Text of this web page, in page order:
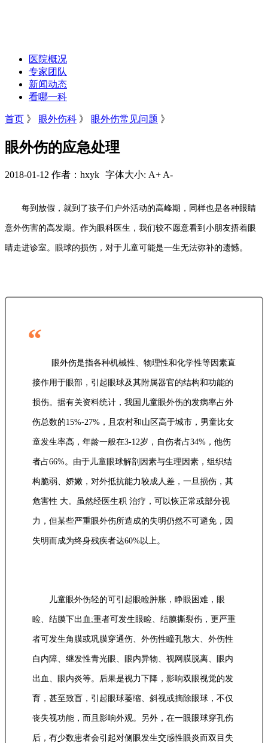
医院概况
专家团队
新闻动态
看哪一科
首页 》 眼外伤科 》 眼外伤常见问题 》
眼外伤的应急处理
2018-01-12 作者：hxyk 字体大小: A+ A-
每到放假，就到了孩子们户外活动的高峰期，同样也是各种眼睛
意外伤害的高发期。作为眼科医生，我们较不愿意看到小朋友捂着眼
睛走进诊室。眼球的损伤，对于儿童可能是一生无法弥补的遗憾。
“
眼外伤是指各种机械性、物理性和化学性等因素直
接作用于眼部，引起眼球及其附属器官的结构和功能的
损伤。据有关资料统计，我国儿童眼外伤的发病率占外
伤总数的15%-27%，且农村和山区高于城市，男童比女
童发生率高，年龄一般在3-12岁，自伤者占34%，他伤
者占66%。由于儿童眼球解剖因素与生理因素，组织结
构脆弱、娇嫩，对外抵抗能力较成人差，一旦损伤，其
危害性 大。虽然经医生积 治疗，可以恢正常或部分视
力，但某些严重眼外伤所造成的失明仍然不可避免，因
失明而成为终身残疾者达60%以上。
儿童眼外伤轻的可引起眼睑肿胀，睁眼困难，眼
睑、结膜下出血;重者可发生眼睑、结膜撕裂伤，更严重
者可发生角膜或巩膜穿通伤、外伤性瞳孔散大、外伤性
白内障、继发性青光眼、眼内异物、视网膜脱离、眼内
出血、眼内炎等。后果是视力下降，影响双眼视觉的发
育，甚至致盲，引起眼球萎缩、斜视或摘除眼球，不仅
丧失视功能，而且影响外观。另外，在一眼眼球穿孔伤
后，有少数患者会引起对侧眼发生交感性眼炎而双目失